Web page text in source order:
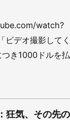
watch?
ビデオ撮影して
き1000ドルを
狂気、その先